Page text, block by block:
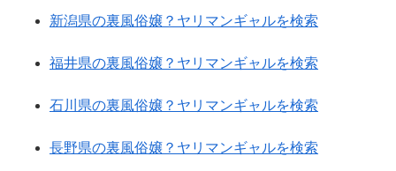
新潟県の裏風俗嬢？ヤリマンギャルを検索
福井県の裏風俗嬢？ヤリマンギャルを検索
石川県の裏風俗嬢？ヤリマンギャルを検索
長野県の裏風俗嬢？ヤリマンギャルを検索